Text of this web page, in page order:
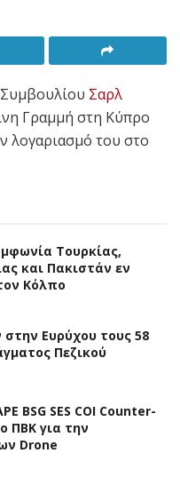
Σαρλ
Γραμμή στη Κύπρο
λογαριασμό του στο
Τουρκίας,
και Πακιστάν εν
Κόλπο
Ευρύχου τους 58
Πεζικού
BSG SES COI Counter-
ΠΒΚ για την
Drone